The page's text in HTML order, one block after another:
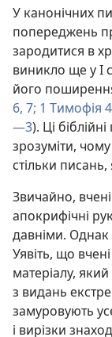
У канонічних
попереджень
зародитися в
виникло ще у I
його
6, 7; 1 Тимофія
—3). Ці
зрозуміти, чому
стільки
Звичайно,
апокрифічні
давніми.
Уявіть, що
матеріалу,
з видань
замуровують
і вирізки